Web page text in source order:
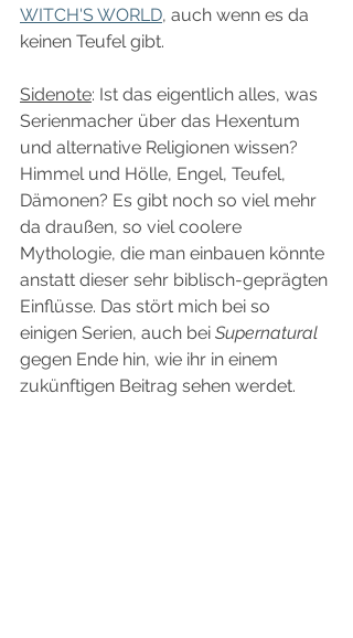
WITCH'S WORLD, auch wenn es da
keinen Teufel gibt.
Sidenote: Ist das eigentlich alles, was
Serienmacher über das Hexentum
und alternative Religionen wissen?
Himmel und Hölle, Engel, Teufel,
Dämonen? Es gibt noch so viel mehr
da draußen, so viel coolere
Mythologie, die man einbauen könnte
anstatt dieser sehr biblisch-geprägten
Einflüsse. Das stört mich bei so
einigen Serien, auch bei Supernatural
gegen Ende hin, wie ihr in einem
zukünftigen Beitrag sehen werdet.